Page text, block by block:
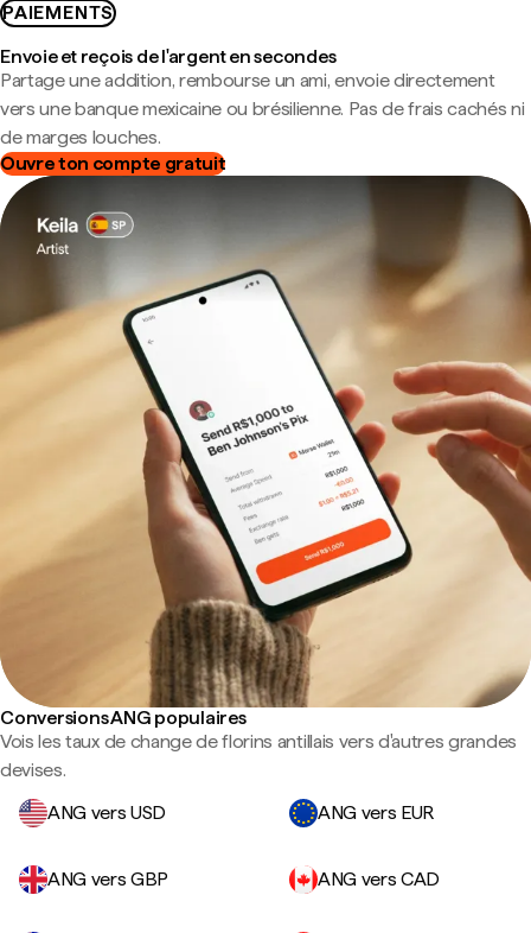
PAIEMENTS
Envoie et reçois de l'argent en secondes
Partage une addition, rembourse un ami, envoie directement
vers une banque mexicaine ou brésilienne. Pas de frais cachés ni
de marges louches.
Ouvre ton compte gratuit
Conversions ANG populaires
Vois les taux de change de florins antillais vers d'autres grandes
devises.
ANG vers USD
ANG vers EUR
ANG vers GBP ANG vers CAD